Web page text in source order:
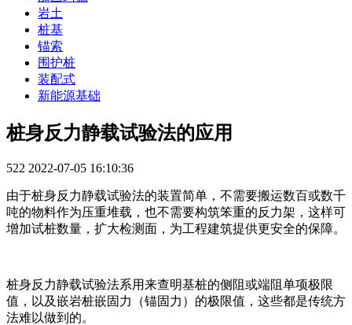
岩土
桩基
锚索
围护桩
装配式
新能源基础
桩身反力静载试验法的应用
522 2022-07-05 16:10:36
由于桩身反力静载试验法的装置简单，不需要搬运数百或数千
吨的物料作为压重堆载，也不需要构筑笨重的反力架，这样可
增加试桩数量，扩大检测面，为工程建筑提供更安全的保障。
桩身反力静载试验法系用来查明基桩的侧阻或端阻单项极限
值，以及嵌岩桩嵌固力（锚固力）的极限值，这些都是传统方
法难以做到的。